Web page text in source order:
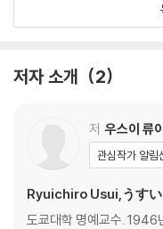
02 커피의 상업적 가치를 간
ㆍ 커피 교역 독점권을 남아
만드는 일에 골몰했을까
ㆍ 역사상 최초로 커피 플랜
의 메커니즘을 송두리째 바
03 영광의 자리를 홍차에게
저자 소개 2
저 우스이 류
관심작가 알림
Ryuichiro Usui,うす
도쿄대학 명예교수. 1946